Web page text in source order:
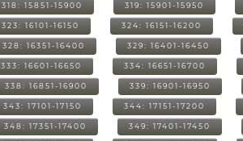
318: 15851-15900 319: 15901-15950
323: 16101-16150 324: 16151-16200
328: 16351-16400 329: 16401-16450
333: 16601-16650 334: 16651-16700
338: 16851-16900 339: 16901-16950
343: 17101-17150 344: 17151-17200
348: 17351-17400 349: 17401-17450